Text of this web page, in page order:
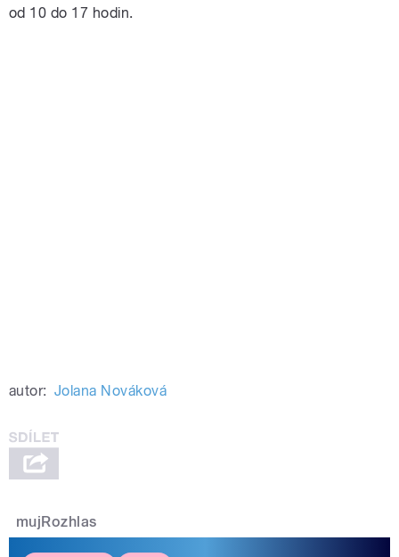
od 10 do 17 hodin.
autor: Jolana Nováková
mujRozhlas